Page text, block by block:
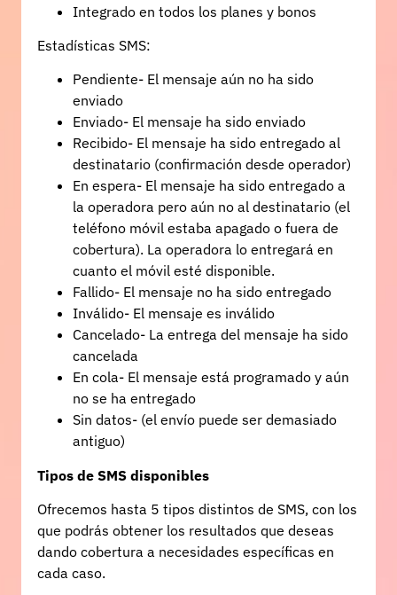
Integrado en todos los planes y bonos
Estadísticas SMS:
Pendiente- El mensaje aún no ha sido
enviado
Enviado- El mensaje ha sido enviado
Recibido- El mensaje ha sido entregado al
destinatario (confirmación desde operador)
En espera- El mensaje ha sido entregado a
la operadora pero aún no al destinatario (el
teléfono móvil estaba apagado o fuera de
cobertura). La operadora lo entregará en
cuanto el móvil esté disponible.
Fallido- El mensaje no ha sido entregado
Inválido- El mensaje es inválido
Cancelado- La entrega del mensaje ha sido
cancelada
En cola- El mensaje está programado y aún
no se ha entregado
Sin datos- (el envío puede ser demasiado
antiguo)
Tipos de SMS disponibles
Ofrecemos hasta 5 tipos distintos de SMS, con los
que podrás obtener los resultados que deseas
dando cobertura a necesidades específicas en
cada caso.